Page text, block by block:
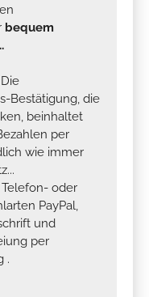
bequem
Bestätigung, die
beinhaltet
per
wie immer
oder
PayPal,
und
per
.